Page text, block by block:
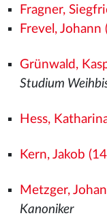
Fragner,
Frevel, Johann
Grünwald,
Studium
Hess,
Kern, Jakob
Metzger,
Kanoniker